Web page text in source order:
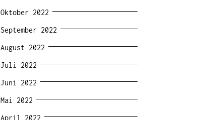
Oktober 2022
September 2022
August 2022
Juli 2022
Juni 2022
Mai 2022
April 2022